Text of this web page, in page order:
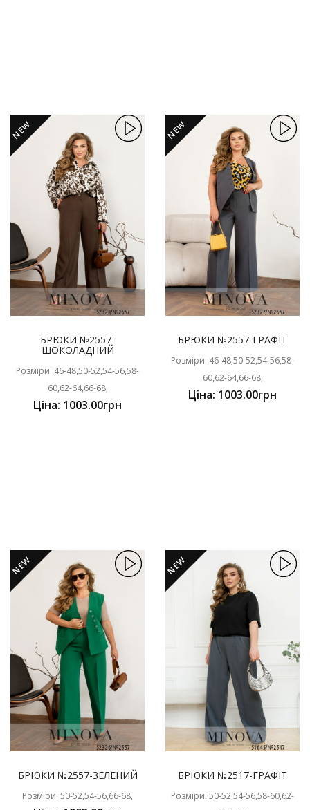
NEW
БРЮКИ №2557-
ШОКОЛАДНИЙ
Розміри: 46-48,50-52,54-56,58-
60,62-64,66-68,
Ціна: 1003.00грн
NEW
БРЮКИ №2557-ГРАФІТ
Розміри: 46-48,50-52,54-56,58-
60,62-64,66-68,
Ціна: 1003.00грн
NEW
БРЮКИ №2557-ЗЕЛЕНИЙ
Розміри: 50-52,54-56,66-68,
NEW
БРЮКИ №2517-ГРАФІТ
Розміри: 50-52,54-56,58-60,62-